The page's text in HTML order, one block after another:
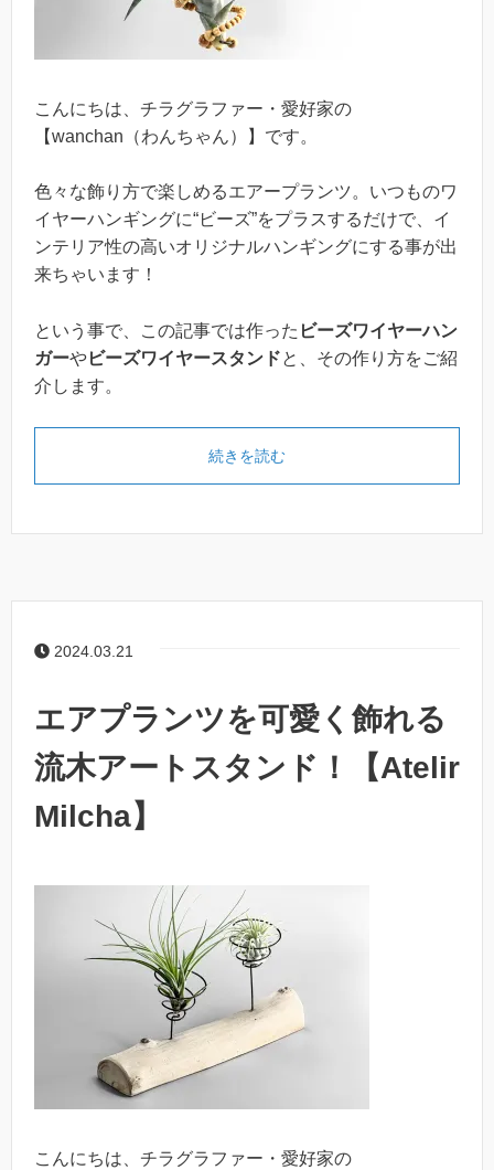
こんにちは、チラグラファー・愛好家の
【wanchan（わんちゃん）】です。
色々な飾り方で楽しめるエアープランツ。いつものワ
イヤーハンギングに“ビーズ”をプラスするだけで、イ
ンテリア性の高いオリジナルハンギングにする事が出
来ちゃいます！
という事で、この記事では作った ビーズワイヤーハン
ガーやビーズワイヤースタンドと、その作り方をご紹
介します。
続きを読む
2024.03.21
エアプランツを可愛く飾れる
流木アートスタンド！【Atelir
Milcha】
こんにちは、チラグラファー・愛好家の